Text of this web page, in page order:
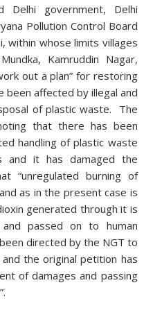
government, Delhi
Pollution Control Board
within whose limits villages
Kamruddin Nagar,
out a plan” for restoring
been affected by illegal and
of plastic waste. The
that there has been
handling of plastic waste
and it has damaged the
“unregulated burning of
as in the present case is
generated through it is
passed on to human
directed by the NGT to
the original petition has
of damages and passing